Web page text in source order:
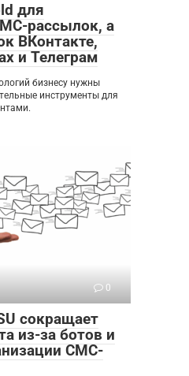
для
рассылок, а
ВКонтакте,
и Телеграм
бизнесу нужны
инструменты для
0
сокращает
из-за ботов и
СМС-